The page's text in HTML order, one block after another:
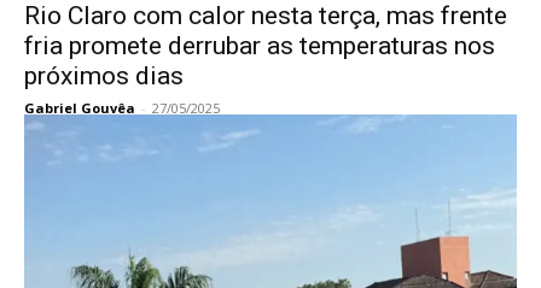
Rio Claro com calor nesta terça, mas frente
fria promete derrubar as temperaturas nos
próximos dias
Gabriel Gouvêa - 27/05/2025